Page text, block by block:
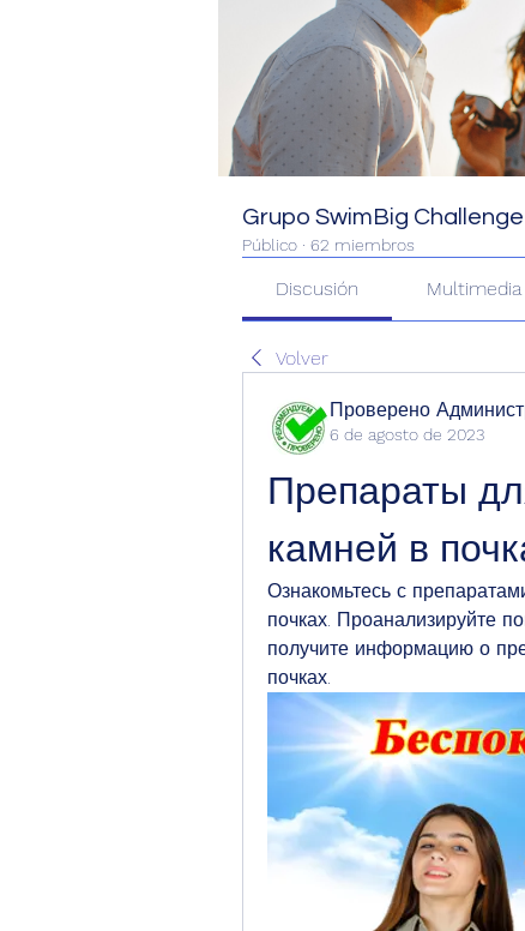
Grupo SwimBig Challenge
Público · 62 miembros
Discusión Multimedia
Volver
Проверено
6 de agosto de 2023
Препараты
камней в
Ознакомьтесь с
почках. Проанализируйте
получите информацию о
почках.